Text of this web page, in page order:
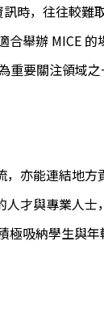
時，往往較難
舉辦 MICE 的
重要關注領域之
亦能連結地
才與專業人
極吸納學生與